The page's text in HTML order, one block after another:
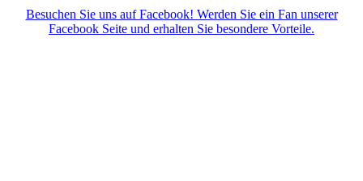
Besuchen Sie uns auf Facebook! Werden Sie ein Fan unserer
Facebook Seite und erhalten Sie besondere Vorteile.